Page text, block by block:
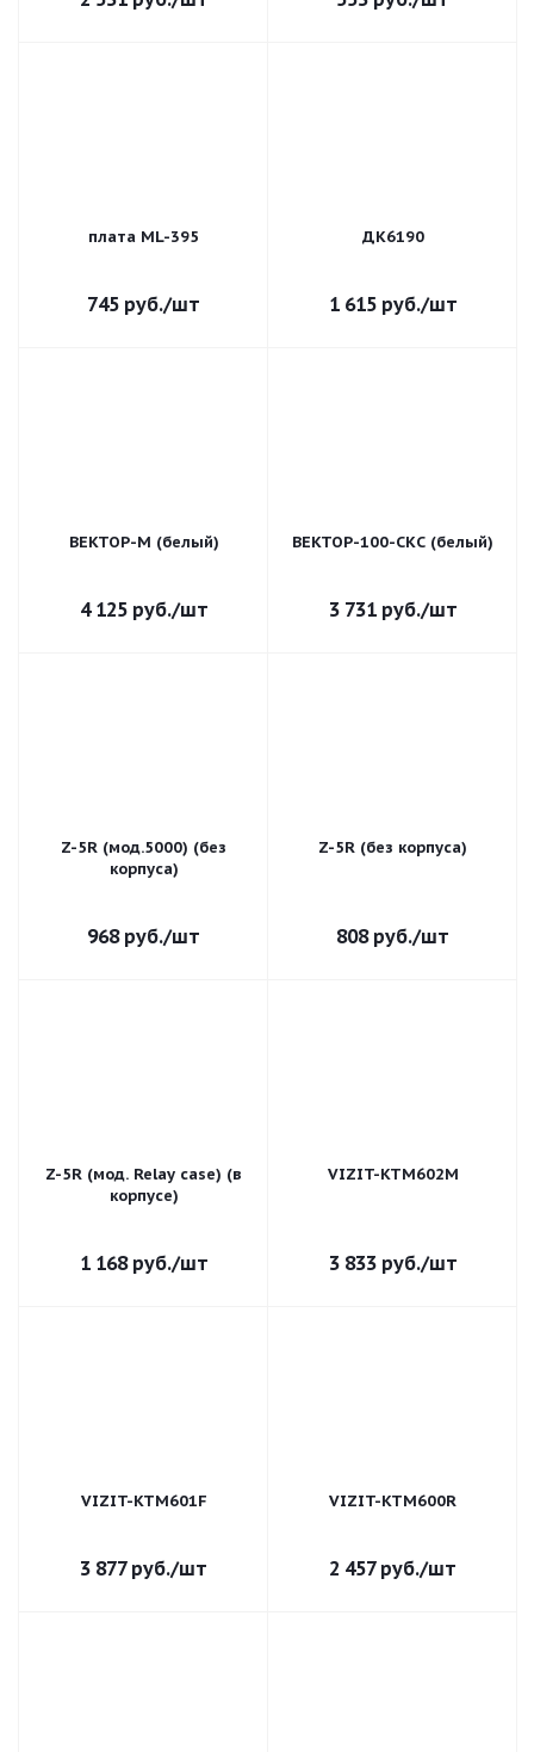
плата ML-395
745 руб./шт
ДК6190
1 615руб./шт
ВЕКТОР-М (белый)
4 125руб./шт
ВЕКТОР-100-СКС (белый)
3 731руб./шт
Z-5R (мод.5000) (без
корпуса)
968руб./шт
Z-5R (без корпуса)
808руб./шт
Z-5R (мод. Relay case) (в
корпусе)
1 168руб./шт
VIZIT-KTM602M
3 833руб./шт
VIZIT-KTM601F
3 877руб./шт
VIZIT-KTM600R
2 457руб./шт